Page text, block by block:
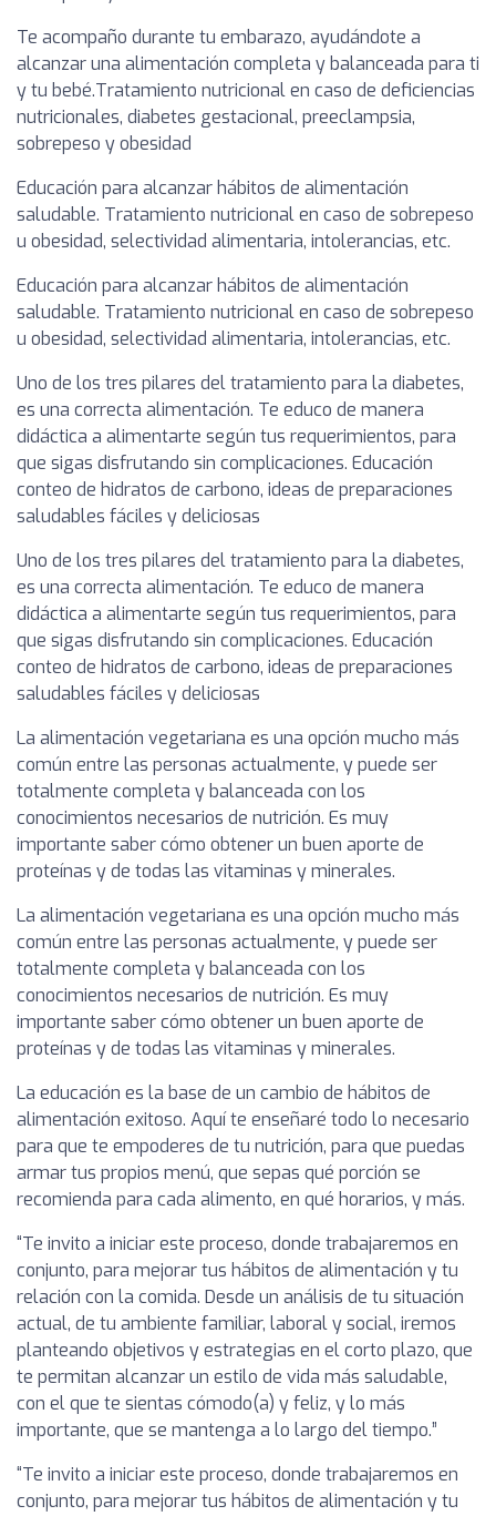
Te acompaño durante tu embarazo, ayudándote a
alcanzar una alimentación completa y balanceada para ti
y tu bebé.Tratamiento nutricional en caso de deficiencias
nutricionales, diabetes gestacional, preeclampsia,
sobrepeso y obesidad
Educación para alcanzar hábitos de alimentación
saludable. Tratamiento nutricional en caso de sobrepeso
u obesidad, selectividad alimentaria, intolerancias, etc.
Educación para alcanzar hábitos de alimentación
saludable. Tratamiento nutricional en caso de sobrepeso
u obesidad, selectividad alimentaria, intolerancias, etc.
Uno de los tres pilares del tratamiento para la diabetes,
es una correcta alimentación. Te educo de manera
didáctica a alimentarte según tus requerimientos, para
que sigas disfrutando sin complicaciones. Educación
conteo de hidratos de carbono, ideas de preparaciones
saludables fáciles y deliciosas
Uno de los tres pilares del tratamiento para la diabetes,
es una correcta alimentación. Te educo de manera
didáctica a alimentarte según tus requerimientos, para
que sigas disfrutando sin complicaciones. Educación
conteo de hidratos de carbono, ideas de preparaciones
saludables fáciles y deliciosas
La alimentación vegetariana es una opción mucho más
común entre las personas actualmente, y puede ser
totalmente completa y balanceada con los
conocimientos necesarios de nutrición. Es muy
importante saber cómo obtener un buen aporte de
proteínas y de todas las vitaminas y minerales.
La alimentación vegetariana es una opción mucho más
común entre las personas actualmente, y puede ser
totalmente completa y balanceada con los
conocimientos necesarios de nutrición. Es muy
importante saber cómo obtener un buen aporte de
proteínas y de todas las vitaminas y minerales.
La educación es la base de un cambio de hábitos de
alimentación exitoso. Aquí te enseñaré todo lo necesario
para que te empoderes de tu nutrición, para que puedas
armar tus propios menú, que sepas qué porción se
recomienda para cada alimento, en qué horarios, y más.
“Te invito a iniciar este proceso, donde trabajaremos en
conjunto, para mejorar tus hábitos de alimentación y tu
relación con la comida. Desde un análisis de tu situación
actual, de tu ambiente familiar, laboral y social, iremos
planteando objetivos y estrategias en el corto plazo, que
te permitan alcanzar un estilo de vida más saludable,
con el que te sientas cómodo(a) y feliz, y lo más
importante, que se mantenga a lo largo del tiempo.”
“Te invito a iniciar este proceso, donde trabajaremos en
conjunto, para mejorar tus hábitos de alimentación y tu